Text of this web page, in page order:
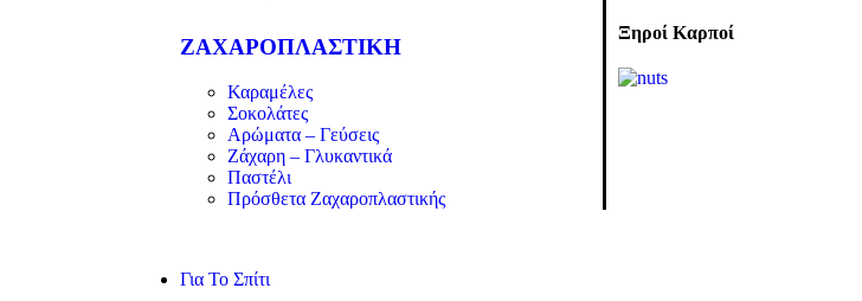
ΖΑΧΑΡΟΠΛΑΣΤΙΚΗ
Καραμέλες
Σοκολάτες
Αρώματα – Γεύσεις
Ζάχαρη – Γλυκαντικά
Παστέλι
Πρόσθετα Ζαχαροπλαστικής
Ξηροί Καρποί
Για Το Σπίτι